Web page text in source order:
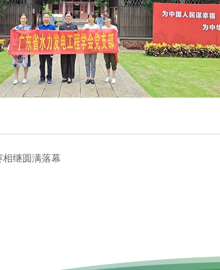
相继圆满落幕